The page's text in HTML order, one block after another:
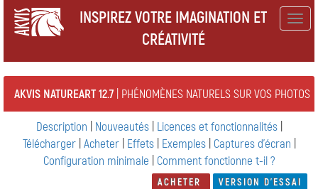
INSPIREZ VOTRE IMAGINATION ET
CRÉATIVITÉ
AKVIS NATUREART 12.7 | PHÉNOMÈNES NATURELS SUR VOS PHOTOS
Description Nouveautés Licences et fonctionnalités|
Télécharger Acheter Effets| Exemples| Captures d'écran
Configuration minimale
Comment fonctionne t-il ?
ACHETER VERSION D'ESSAI